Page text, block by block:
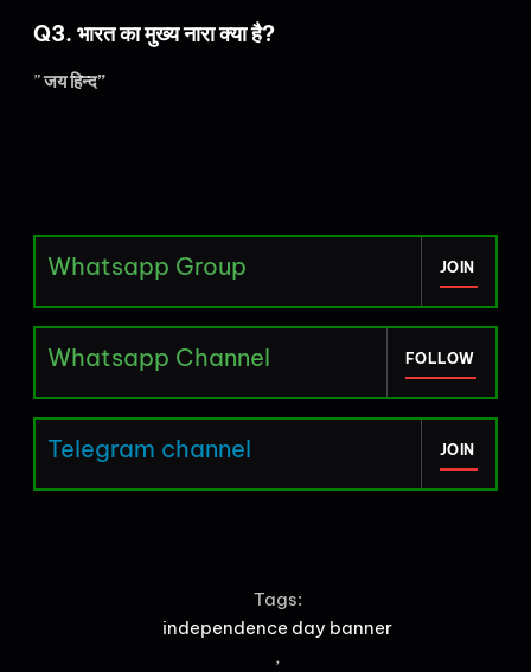
Q3. भारत का मुख्य नारा क्या है?
”जय हिन्द”
Whatsapp Group JOIN
Whatsapp Channel FOLLOW
Telegram channel JOIN
Tags:
independence day banner
,